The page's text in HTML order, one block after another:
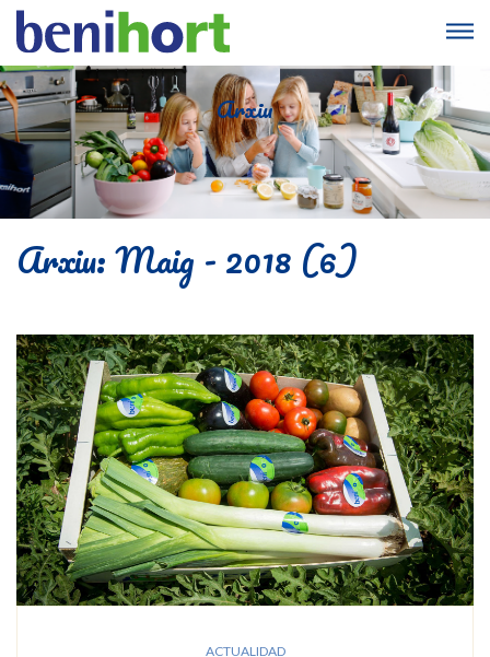
Arxiu
Arxiu: Maig - 2018 (6)
ACTUALIDAD